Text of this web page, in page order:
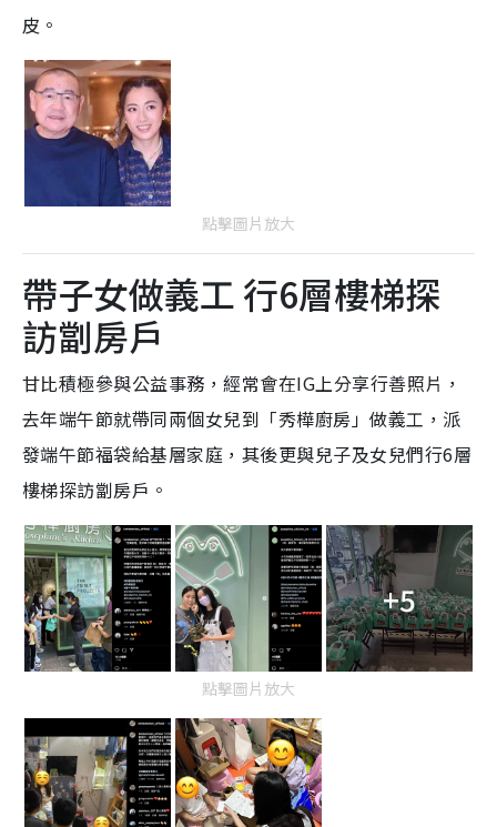
皮。
點擊圖片放大
帶子女做義工 行6層樓梯探
訪劏房戶
甘比積極參與公益事務，經常會在IG上分享行善照片，
去年端午節就帶同兩個女兒到「秀樺廚房」做義工，派
發端午節福袋給基層家庭，其後更與兒子及女兒們行6層
樓梯探訪劏房戶。
+5
點擊圖片放大